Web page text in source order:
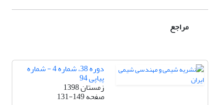
مراجع
دوره 38، شماره 4 - شماره
پیاپی 94
زمستان 1398
صفحه131-149